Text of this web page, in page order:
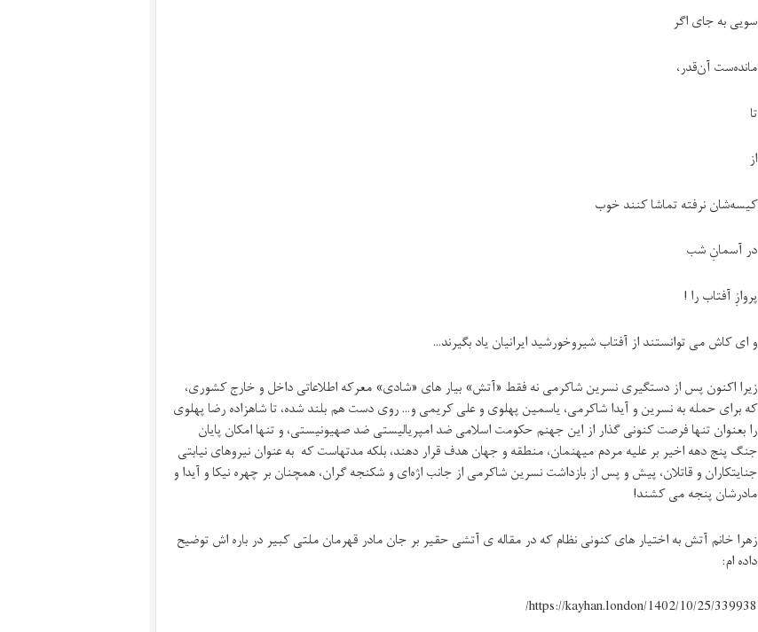
سویی به جای اگر
مانده‌ست آن‌قدر،
تا
از
کیسه‌شان نرفته تماشا کنند خوب
در آسمانِ شب
پروازِ آفتاب را !
و ای کاش می توانستند از آفتاب شیروخورشید ایرانیان یاد بگیرند…
زیرا اکنون پس از دستگیری نسرین شاکرمی نه فقط «آتش» بیار های «شادی» معرکه اطلاعاتی داخل و خارج کشوری،
که برای حمله به نسرین و آیدا شاکرمی، یاسمین پهلوی و علی کریمی و… روی دست هم بلند شده، تا شاهزاده رضا پهلوی
را بعنوان تنها فرصت کنونی گذار از این جهنم حکومت اسلامی ضد امپریالیستی ضد صهیونیستی، و تنها امکان پایان
جنگ پنج دهه اخیر بر علیه مردم میهنمان، منطقه و جهان هدف قرار دهند، بلکه مدتهاست که به عنوان نیروهای نیابتی
جنایتکاران و قاتلان، پیش و پس از بازداشت نسرین شاکرمی از جانب اژه‌ای و شکنجه گران، همچنان بر چهره نیکا و آیدا و
مادرشان پنجه می کشند!
زهرا خانم آتش به اختیار های کنونی نظام که در مقاله ی آتشی حقیر بر جان مادر قهرمان ملتی کبیر در باره اش توضیح
داده ام:
https://kayhan.london/1402/10/25/339938/